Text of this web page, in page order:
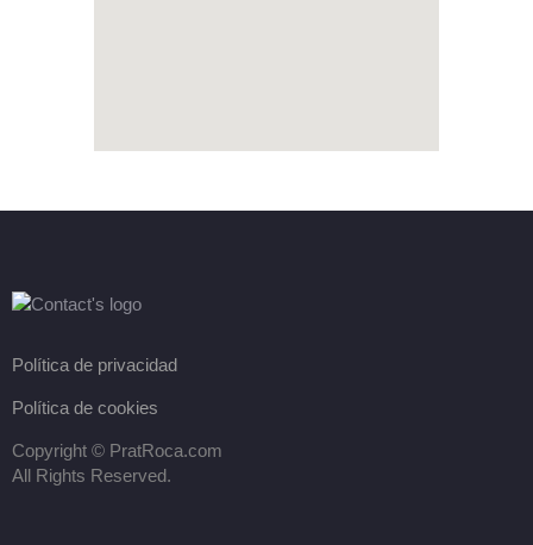
Política de privacidad
Política de cookies
Copyright © PratRoca.com
All Rights Reserved.